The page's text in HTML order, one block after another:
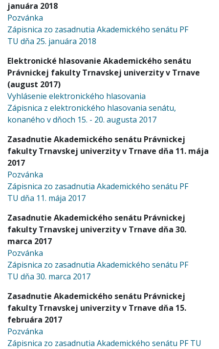
januára 2018
Pozvánka
Zápisnica zo zasadnutia Akademického senátu PF
TU dňa 25. januára 2018
Elektronické hlasovanie Akademického senátu
Právnickej fakulty Trnavskej univerzity v Trnave
(august 2017)
Vyhlásenie elektronického hlasovania
Zápisnica z elektronického hlasovania senátu,
konaného v dňoch 15. - 20. augusta 2017
Zasadnutie Akademického senátu Právnickej
fakulty Trnavskej univerzity v Trnave dňa 11. mája
2017
Pozvánka
Zápisnica zo zasadnutia Akademického senátu PF
TU dňa 11. mája 2017
Zasadnutie Akademického senátu Právnickej
fakulty Trnavskej univerzity v Trnave dňa 30.
marca 2017
Pozvánka
Zápisnica zo zasadnutia Akademického senátu PF
TU dňa 30. marca 2017
Zasadnutie Akademického senátu Právnickej
fakulty Trnavskej univerzity v Trnave dňa 15.
februára 2017
Pozvánka
Zápisnica zo zasadnutia Akademického senátu PF TU